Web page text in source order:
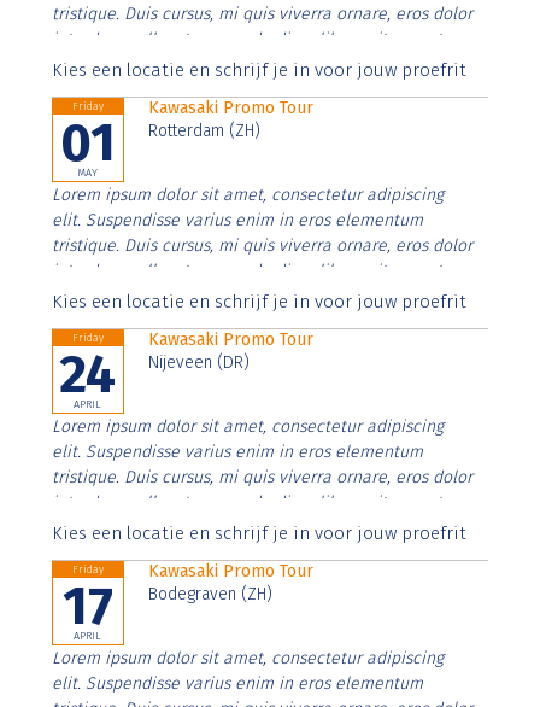
tristique. Duis cursus, mi quis viverra ornare, eros dolor
interdum nulla, ut commodo diam libero vitae erat.
Aenean faucibus nibh et justo cursus id rutrum lorem
Kies een locatie en schrijf je in voor jouw proefrit
Friday
01
MAY
Kawasaki Promo Tour
Rotterdam (ZH)
Lorem ipsum dolor sit amet, consectetur adipiscing
elit. Suspendisse varius enim in eros elementum
tristique. Duis cursus, mi quis viverra ornare, eros dolor
interdum nulla, ut commodo diam libero vitae erat.
Aenean faucibus nibh et justo cursus id rutrum lorem
Kies een locatie en schrijf je in voor jouw proefrit
Friday
24
APRIL
Kawasaki Promo Tour
Nijeveen (DR)
Lorem ipsum dolor sit amet, consectetur adipiscing
elit. Suspendisse varius enim in eros elementum
tristique. Duis cursus, mi quis viverra ornare, eros dolor
interdum nulla, ut commodo diam libero vitae erat.
Aenean faucibus nibh et justo cursus id rutrum lorem
Kies een locatie en schrijf je in voor jouw proefrit
Friday
17
APRIL
Kawasaki Promo Tour
Bodegraven (ZH)
Lorem ipsum dolor sit amet, consectetur adipiscing
elit. Suspendisse varius enim in eros elementum